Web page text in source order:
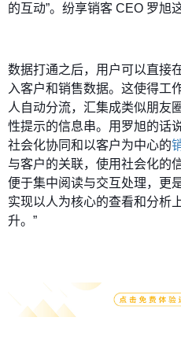
的互动”。纷享销客 CEO 罗旭
数据打通之后，用户可以直接
入客户和销售数据。这使得工
人自动分流，汇集成类似朋友
性提示的信息串。用罗旭的话
社会化协同和以客户为中心的
与客户的关联，使用社会化的
便于集中阅读与交互处理，更
实现以人为核心的查看和分析
升。”